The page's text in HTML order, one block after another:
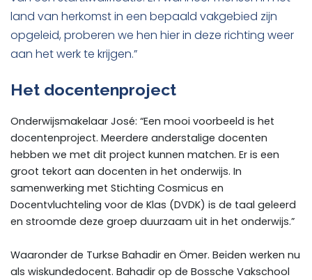
land van herkomst in een bepaald vakgebied zijn
opgeleid, proberen we hen hier in deze richting weer
aan het werk te krijgen.”
Het docentenproject
Onderwijsmakelaar José: “Een mooi voorbeeld is het
docentenproject. Meerdere anderstalige docenten
hebben we met dit project kunnen matchen. Er is een
groot tekort aan docenten in het onderwijs. In
samenwerking met Stichting Cosmicus en
Docentvluchteling voor de Klas (DVDK) is de taal geleerd
en stroomde deze groep duurzaam uit in het onderwijs.”
Waaronder de Turkse Bahadir en Ömer. Beiden werken nu
als wiskundedocent. Bahadir op de Bossche Vakschool